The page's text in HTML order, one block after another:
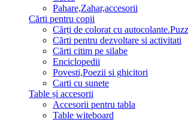
Pahare,Zahar,accesorii
Cărti pentru copii
Cărți de colorat cu
Сărti pentru dezvoltare si activitati
Cărti citim pe silabe
Enciclopedii
Povesti,Poezii si ghicitori
Carti cu sunete
Table și accesorii
Accesorii pentru tabla
Table witeboard